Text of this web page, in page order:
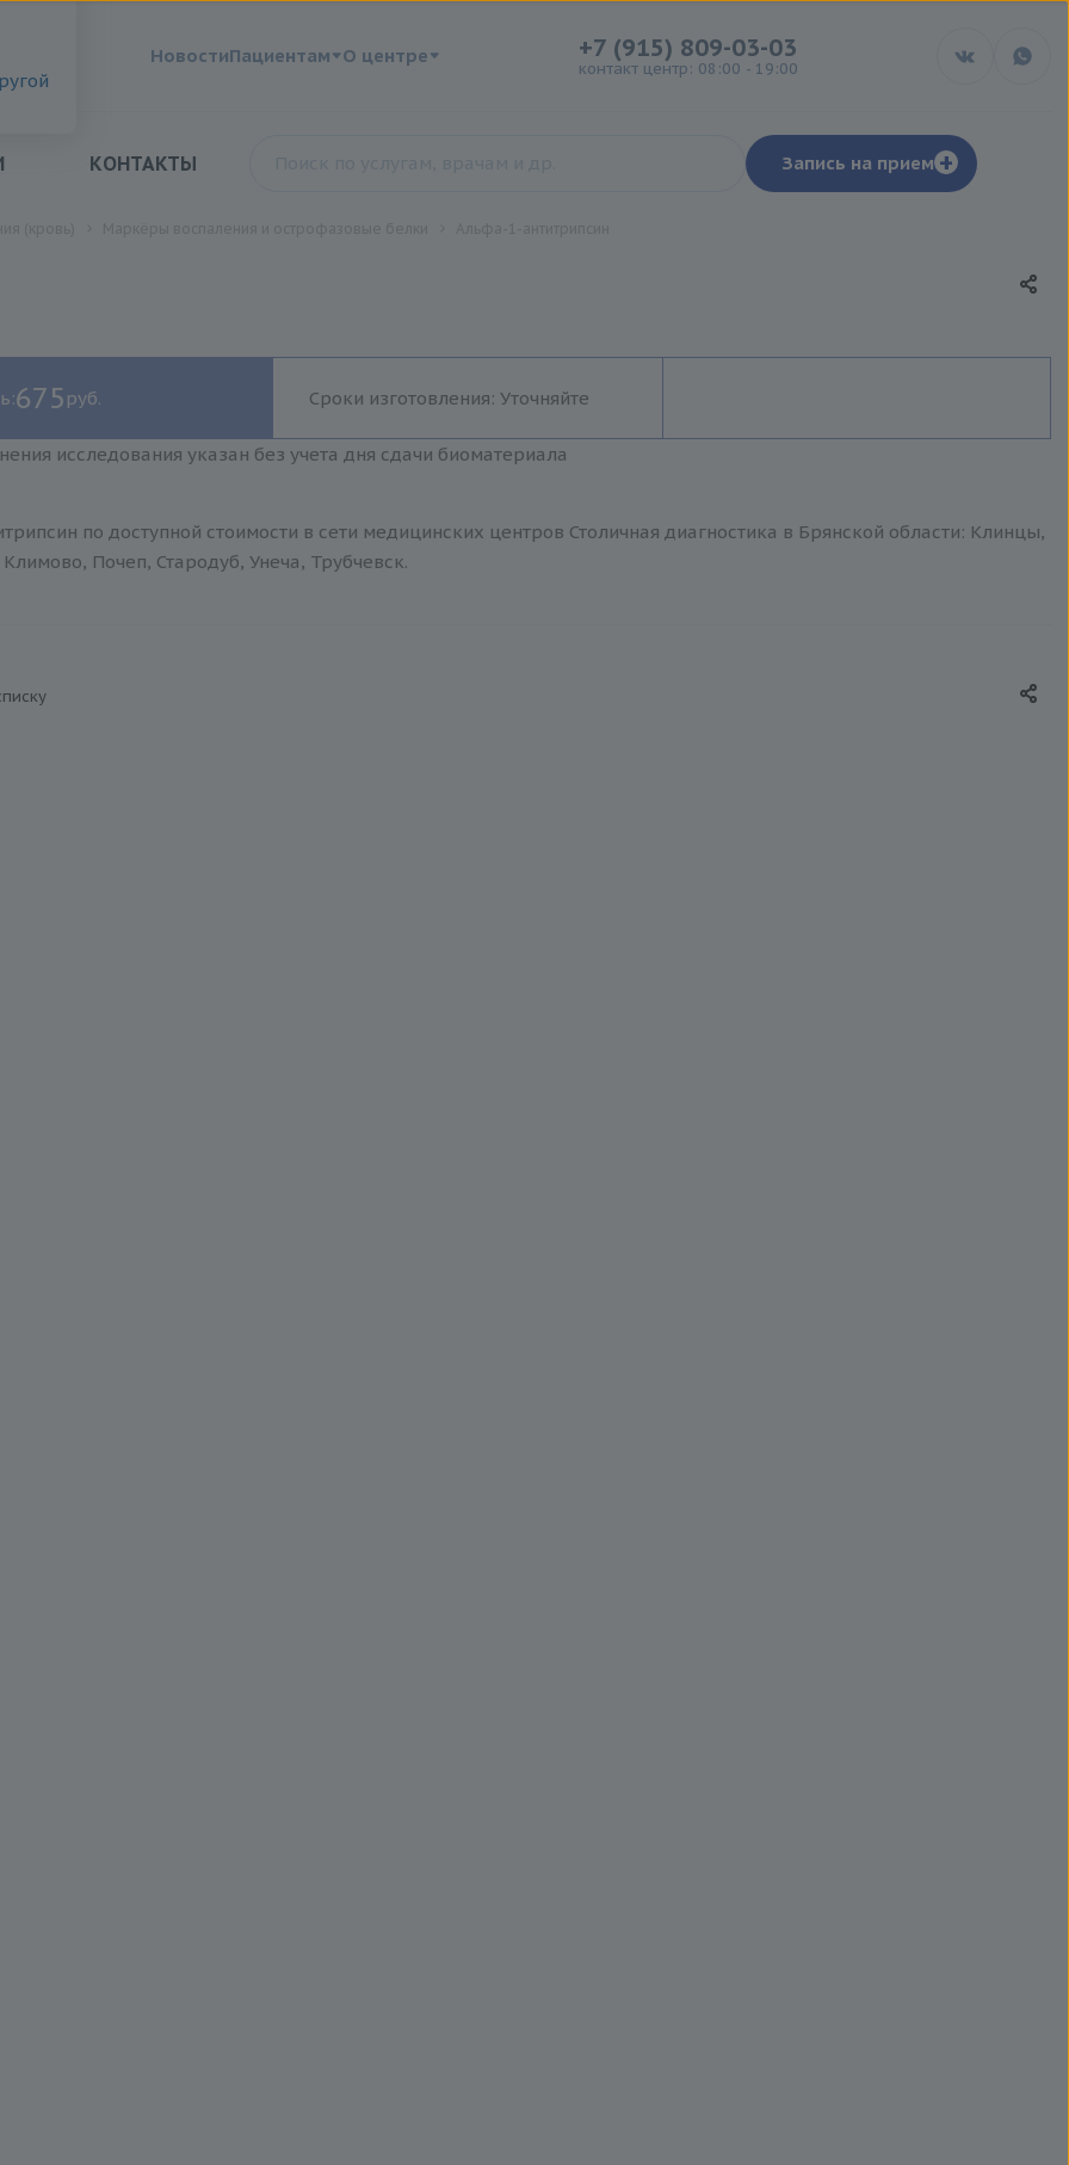
НовостиПациентам О центре +7 (915) 809-03-03
контакт центр: 08:00 - 19:00
КОНТАКТЫ Запись на прием +
675 руб. Сроки изготовления: Уточняйте
исследования указан без учета дня сдачи биоматериала
по доступной стоимости в сети медицинских центров Столичная диагностика в Брянской области: Клинцы,
Почеп, Стародуб, Унеча, Трубчевск.